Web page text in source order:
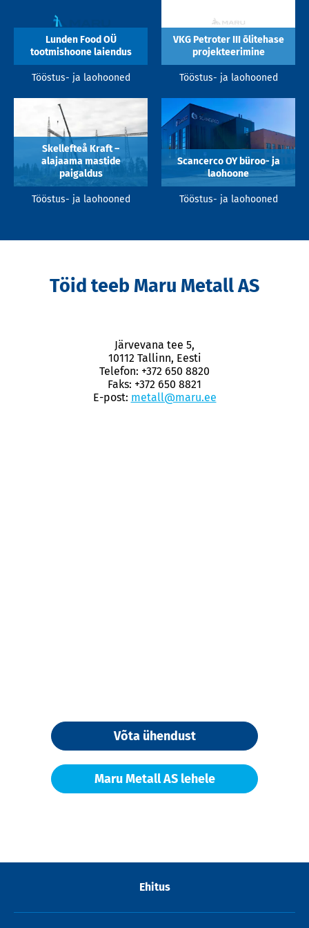
Lunden Food OÜ
tootmishoone laiendus
Tööstus- ja laohooned
VKG Petroter III õlitehase
projekteerimine
Tööstus- ja laohooned
Skellefteå Kraft –
alajaama mastide
paigaldus
Tööstus- ja laohooned
Scancerco OY büroo- ja
laohoone
Tööstus- ja laohooned
Töid teeb Maru Metall AS
Järvevana tee 5,
10112 Tallinn, Eesti
Telefon: +372 650 8820
Faks: +372 650 8821
E-post: metall@maru.ee
Võta ühendust
Maru Metall AS lehele
Ehitus